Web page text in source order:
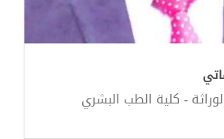
- كلية الطب البشري